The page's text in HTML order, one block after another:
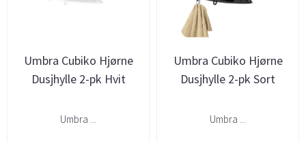
Umbra Cubiko Hjørne
Dusjhylle 2-pk Hvit
Umbra ...
Umbra Cubiko Hjørne
Dusjhylle 2-pk Sort
Umbra ...